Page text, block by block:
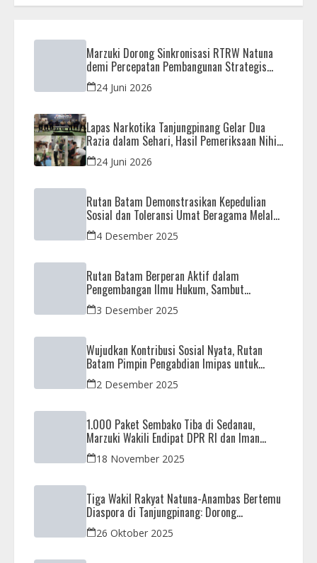
Marzuki Dorong Sinkronisasi RTRW Natuna
demi Percepatan Pembangunan Strategis
Daerah
24 Juni 2026
Lapas Narkotika Tanjungpinang Gelar Dua
Razia dalam Sehari, Hasil Pemeriksaan Nihil
Barang Terlarang
24 Juni 2026
Rutan Batam Demonstrasikan Kepedulian
Sosial dan Toleransi Umat Beragama Melalui
Doa Bersama Korban Bencana
4 Desember 2025
Rutan Batam Berperan Aktif dalam
Pengembangan Ilmu Hukum, Sambut
Kunjungan Observasi Mahasiswa UIB
3 Desember 2025
Wujudkan Kontribusi Sosial Nyata, Rutan
Batam Pimpin Pengabdian Imipas untuk
Negeri di Masjid Syahrom Ba’dawi
2 Desember 2025
1.000 Paket Sembako Tiba di Sedanau,
Marzuki Wakili Endipat DPR RI dan Iman
Sutiawan Kawal Reses di Natuna
18 November 2025
Tiga Wakil Rakyat Natuna-Anambas Bertemu
Diaspora di Tanjungpinang: Dorong
Pemekaran Provinsi dan Jamin Pemerataan
Pembangunan
26 Oktober 2025